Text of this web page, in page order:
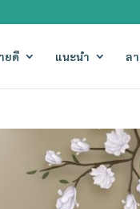
ยดี แนะนำ ล